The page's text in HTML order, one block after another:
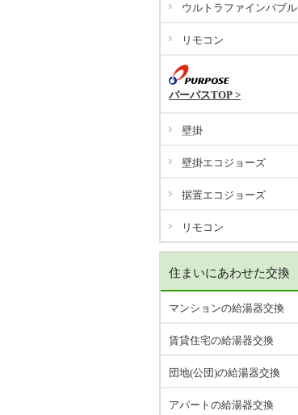
ウルトラファインバブル
リモコン
パーパスTOP >
壁掛
壁掛エコジョーズ
据置エコジョーズ
リモコン
住まいにあわせた交換
マンションの給湯器交換
賃貸住宅の給湯器交換
団地(公団)の給湯器交換
アパートの給湯器交換